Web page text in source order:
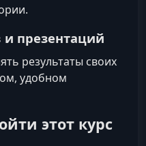
и презентаций
результаты своих
удобном
этот курс